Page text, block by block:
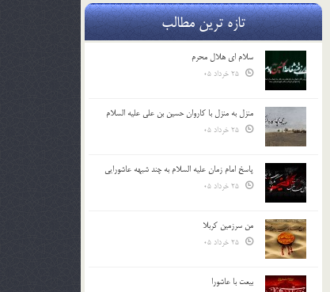
تازه ترین مطالب
سلام ای هلال محرم
منزل به منزل با کاروان حسین بن علی علیه السلام
پاسخ امام زمان علیه السلام به چند شبهه عاشورایی
من سرزمین کربلا
بیعت با عاشورا